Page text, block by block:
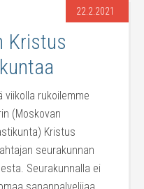
22.2.2021
Kristus
viikolla rukoilemme
(Moskovan
Kristus
seurakunnan
Seurakunnalla ei